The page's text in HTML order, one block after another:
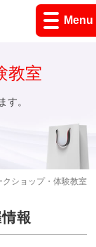
Menu
クショップ・体験教室
教室
す。
報